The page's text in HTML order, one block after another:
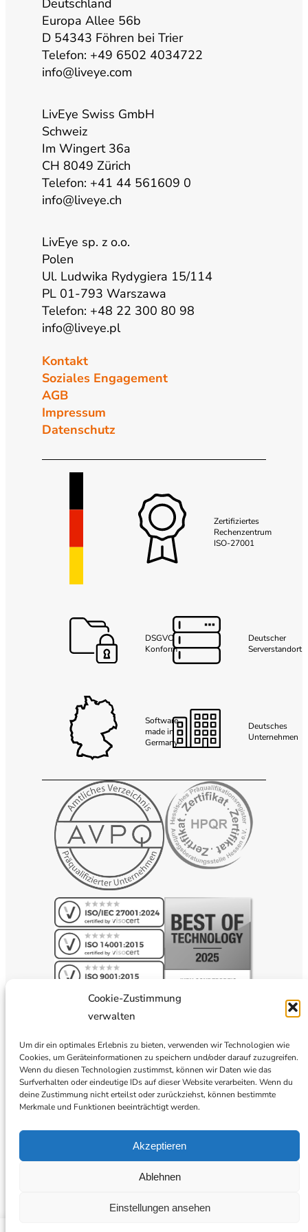
Cookie-Zustimmung
verwalten
Um dir ein optimales Erlebnis zu bieten, verwenden wir Technologien wie
Cookies, um Geräteinformationen zu speichern und/oder darauf zuzugreifen.
Wenn du diesen Technologien zustimmst, können wir Daten wie das
Surfverhalten oder eindeutige IDs auf dieser Website verarbeiten. Wenn du
deine Zustimmung nicht erteilst oder zurückziehst, können bestimmte
Merkmale und Funktionen beeinträchtigt werden.
Akzeptieren
Ablehnen
Einstellungen ansehen
b
g
Deutschland
Europa Allee 56b
D 54343 Föhren bei Trier
Telefon: +49 6502 4034722
info@liveye.com
LivEye Swiss GmbH
Schweiz
Im Wingert 36a
CH 8049 Zürich
Telefon: +41 44 561609 0
info@liveye.ch
LivEye sp. z o.o.
Polen
Ul. Ludwika Rydygiera 15/114
PL 01-793 Warszawa
Telefon: +48 22 300 80 98
info@liveye.pl
Kontakt
Soziales Engagement
AGB
Impressum
Datenschutz
Zertifiziertes
Rechenzentrum
ISO-27001
DSGVO
Konform
Deutscher
Serverstandort
Software
made in
Germany
Deutsches
Unternehmen